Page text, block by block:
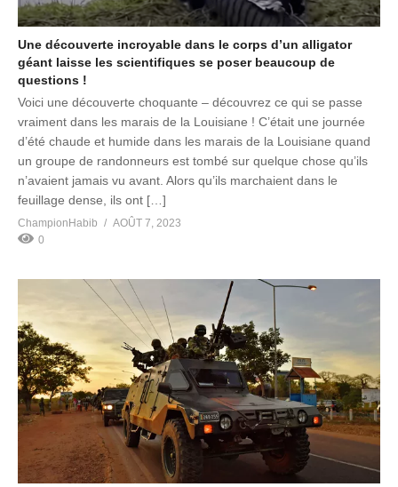
Une découverte incroyable dans le corps d’un alligator
géant laisse les scientifiques se poser beaucoup de
questions !
Voici une découverte choquante – découvrez ce qui se passe
vraiment dans les marais de la Louisiane ! C’était une journée
d’été chaude et humide dans les marais de la Louisiane quand
un groupe de randonneurs est tombé sur quelque chose qu’ils
n’avaient jamais vu avant. Alors qu’ils marchaient dans le
feuillage dense, ils ont […]
ChampionHabib
AOÛT 7, 2023
0